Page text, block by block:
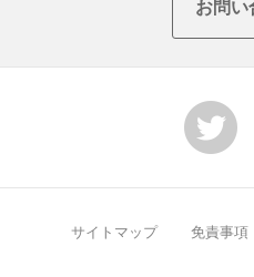
お問い
サイトマップ 免責事項